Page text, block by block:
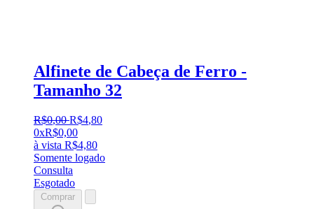
Alfinete de Cabeça de Ferro -
Tamanho 32
R$0,00 R$4,80
0xR$0,00
à vista R$4,80
Somente logado
Consulta
Esgotado
Comprar